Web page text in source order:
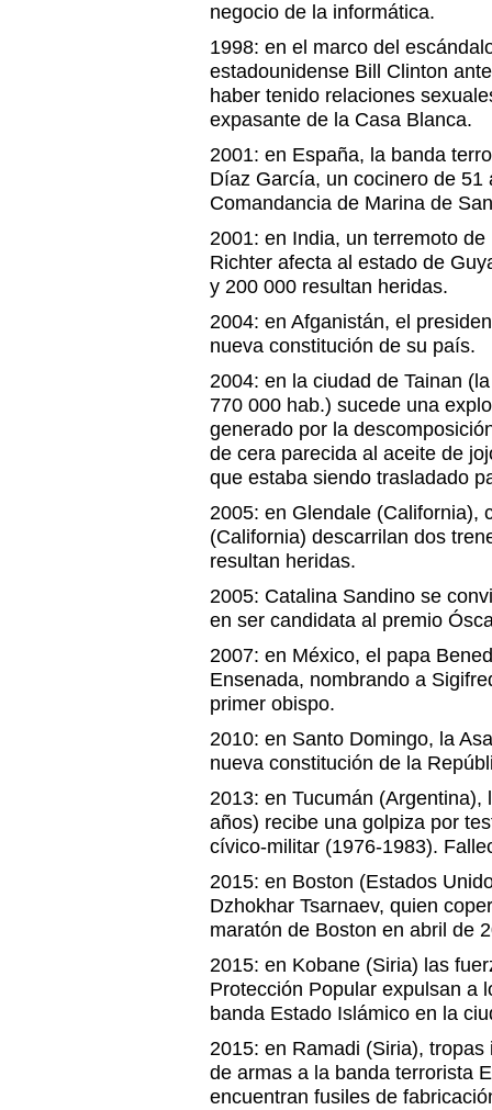
negocio de la informática.
1998: en el marco del
estadounidense Bill Clinton
haber tenido relaciones
expasante de la Casa Blanca.
2001: en España, la banda
Díaz García, un cocinero de 51
Comandancia de Marina de
2001: en India, un terremoto
Richter afecta al estado de
y 200 000 resultan heridas.
2004: en Afganistán, el
nueva constitución de su país.
2004: en la ciudad de Tainan
770 000 hab.) sucede una
generado por la
de cera parecida al aceite de
que estaba siendo trasladado
2005: en Glendale (California),
(California) descarrilan dos
resultan heridas.
2005: Catalina Sandino se
en ser candidata al premio
2007: en México, el papa
Ensenada, nombrando a
primer obispo.
2010: en Santo Domingo, la
nueva constitución de la
2013: en Tucumán
años) recibe una golpiza por
cívico-militar (1976-1983).
2015: en Boston (Estados
Dzhokhar Tsarnaev, quien
maratón de Boston en abril de
2015: en Kobane (Siria) las
Protección Popular expulsan a
banda Estado Islámico en la
2015: en Ramadi (Siria),
de armas a la banda terrorista
encuentran fusiles de